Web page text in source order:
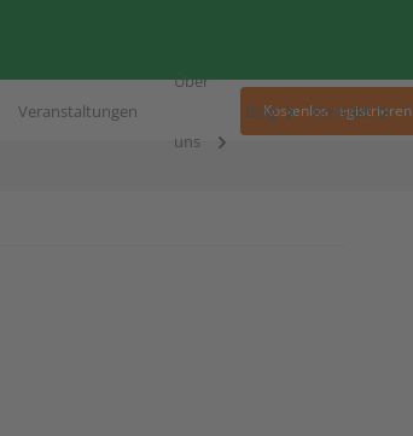
Veranstaltungen
Über
uns
Blog Kontakt
Kostenlos registrieren